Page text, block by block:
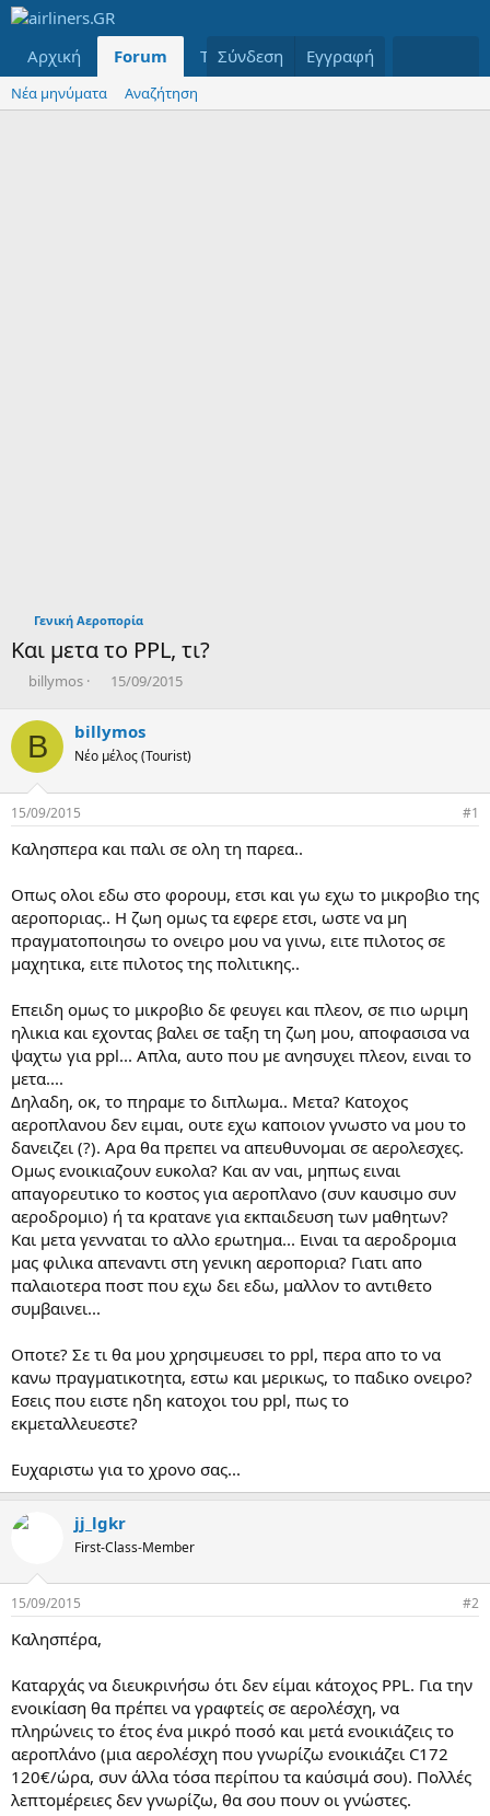
Αρχική Forum Τελευταία μηνύματα
Σύνδεση Εγγραφή
Νέα μηνύματα Αναζήτηση
Γενική Αεροπορία
Και μετα το PPL, τι?
T
r
e
a
d
s
t
r
e
r
billymos
Η
ρ
ο
η
α
η
μ
ι
υ
γ
ί
α
15/09/2015
B billymos
Νέο μέλος (Tourist)
15/09/2015 #1
Καλησπερα και παλι σε ολη τη παρεα..
Οπως ολοι εδω στο φορουμ, ετσι και γω εχω το μικροβιο της
αεροποριας.. Η ζωη ομως τα εφερε ετσι, ωστε να μη
πραγματοποιησω το ονειρο μου να γινω, ειτε πιλοτος σε
μαχητικα, ειτε πιλοτος της πολιτικης..
Επειδη ομως το μικροβιο δε φευγει και πλεον, σε πιο ωριμη
ηλικια και εχοντας βαλει σε ταξη τη ζωη μου, αποφασισα να
ψαχτω για ppl... Απλα, αυτο που με ανησυχει πλεον, ειναι το
μετα....
Δηλαδη, οκ, το πηραμε το διπλωμα.. Μετα? Κατοχος
αεροπλανου δεν ειμαι, ουτε εχω καποιον γνωστο να μου το
δανειζει (?). Αρα θα πρεπει να απευθυνομαι σε αερολεσχες.
Ομως ενοικιαζουν ευκολα? Και αν ναι, μηπως ειναι
απαγορευτικο το κοστος για αεροπλανο (συν καυσιμο συν
αεροδρομιο) ή τα κρατανε για εκπαιδευση των μαθητων?
Και μετα γενναται το αλλο ερωτημα... Ειναι τα αεροδρομια
μας φιλικα απεναντι στη γενικη αεροπορια? Γιατι απο
παλαιοτερα ποστ που εχω δει εδω, μαλλον το αντιθετο
συμβαινει...
Οποτε? Σε τι θα μου χρησιμευσει το ppl, περα απο το να
κανω πραγματικοτητα, εστω και μερικως, το παδικο ονειρο?
Εσεις που ειστε ηδη κατοχοι του ppl, πως το
εκμεταλλευεστε?
Ευχαριστω για το χρονο σας...
jj_lgkr
First-Class-Member
15/09/2015 #2
Καλησπέρα,
Καταρχάς να διευκρινήσω ότι δεν είμαι κάτοχος PPL. Για την
ενοικίαση θα πρέπει να γραφτείς σε αερολέσχη, να
πληρώνεις το έτος ένα μικρό ποσό και μετά ενοικιάζεις το
αεροπλάνο (μια αερολέσχη που γνωρίζω ενοικιάζει C172
120€/ώρα, συν άλλα τόσα περίπου τα καύσιμά σου). Πολλές
λεπτομέρειες δεν γνωρίζω, θα σου πουν οι γνώστες.